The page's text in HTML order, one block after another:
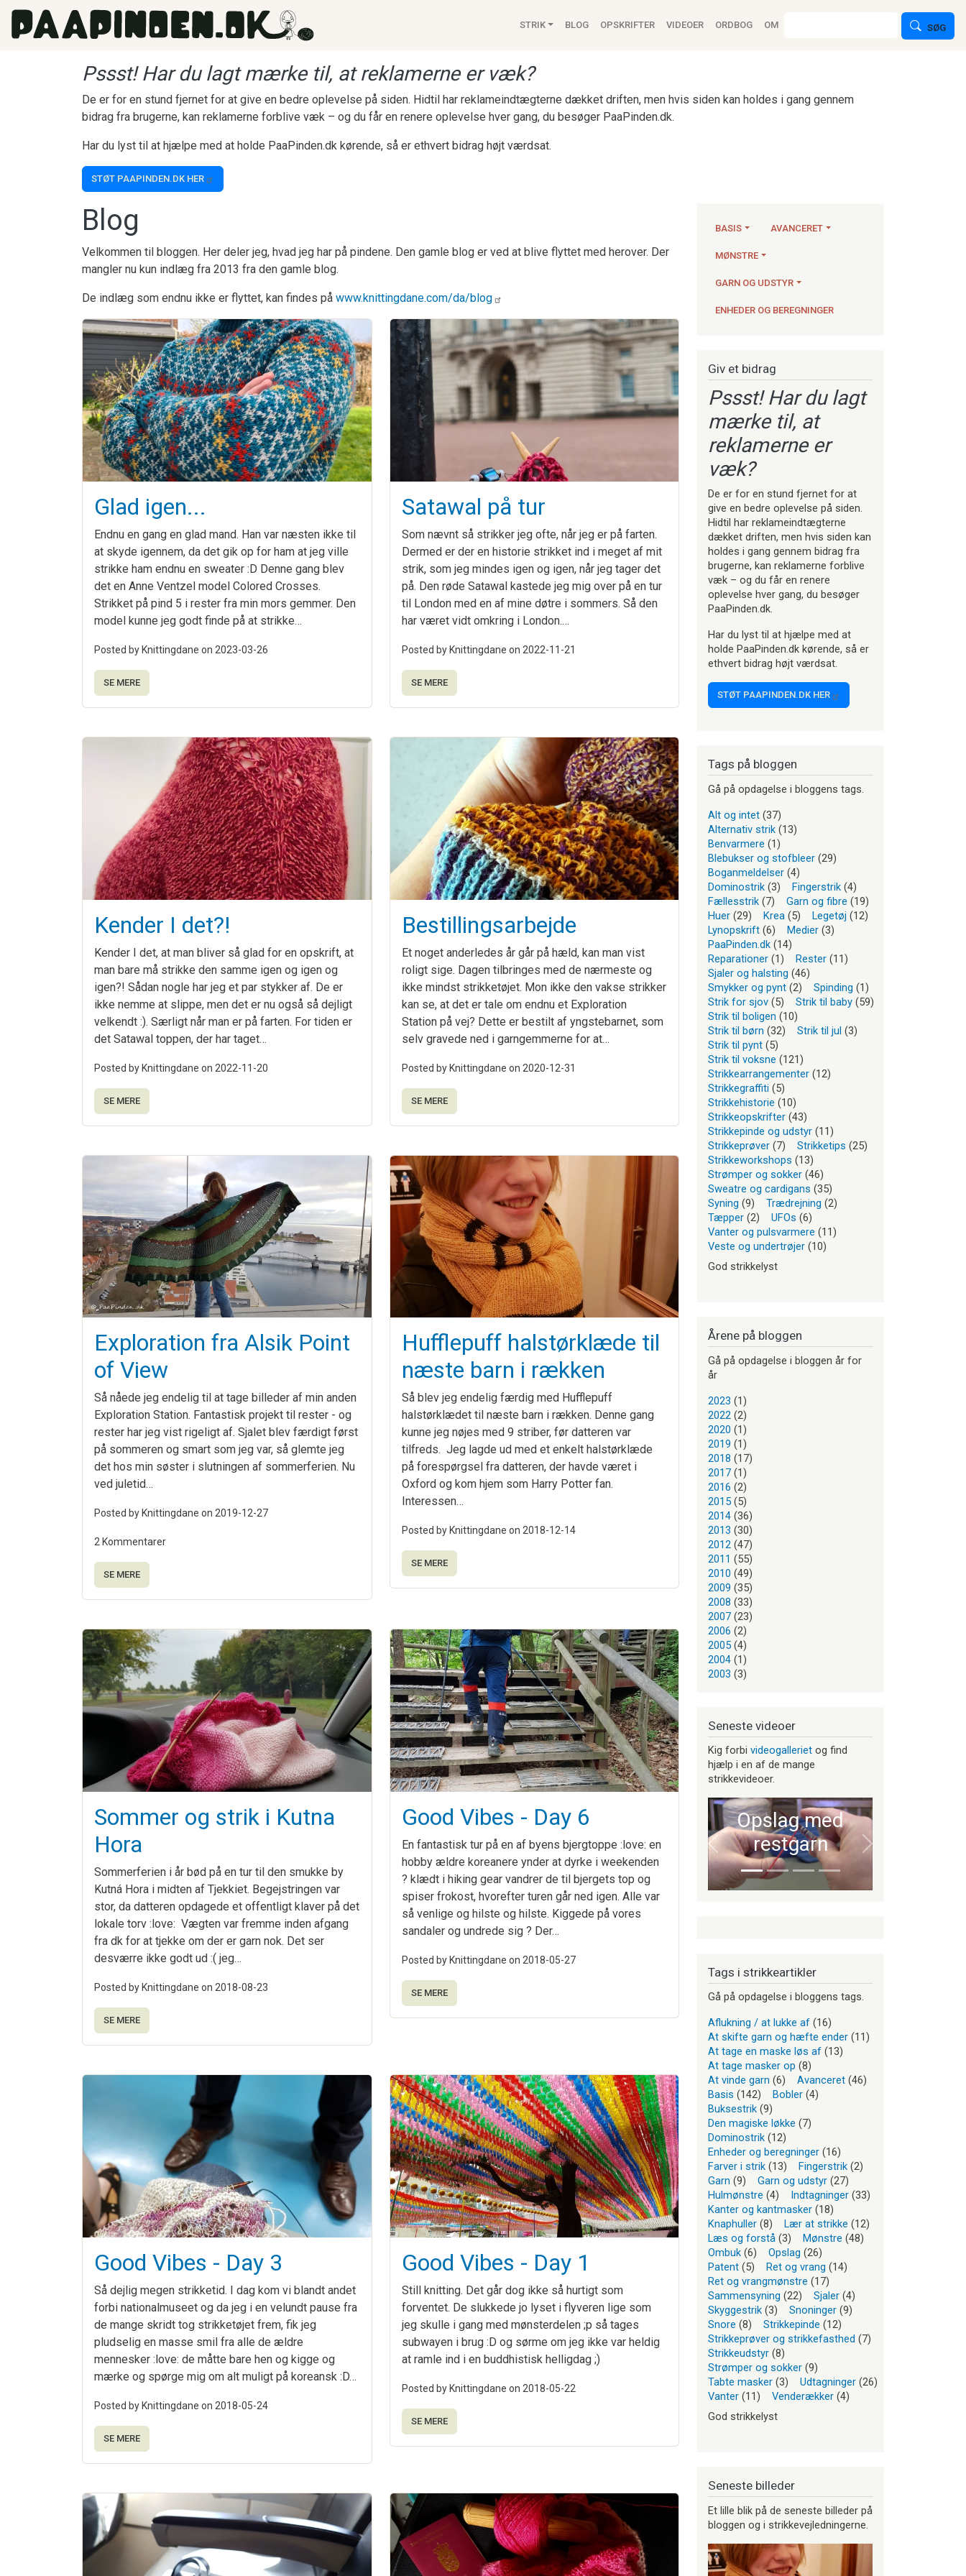
Gå til hovedindhold
Main navigation
STRIK BLOG OPSKRIFTER VIDEOER ORDBOG OM SØG
Pssst! Har du lagt mærke til, at reklamerne er væk?
De er for en stund fjernet for at give en bedre oplevelse på siden. Hidtil har reklameindtægterne dækket driften, men hvis siden kan holdes i gang gennem
bidrag fra brugerne, kan reklamerne forblive væk – og du får en renere oplevelse hver gang, du besøger PaaPinden.dk.
Har du lyst til at hjælpe med at holde PaaPinden.dk kørende, så er ethvert bidrag højt værdsat.
STØT PAAPINDEN.DK HER
Blog
Velkommen til bloggen. Her deler jeg, hvad jeg har på pindene. Den gamle blog er ved at blive flyttet med herover. Der
mangler nu kun indlæg fra 2013 fra den gamle blog.
De indlæg som endnu ikke er flyttet, kan findes på www.knittingdane.com/da/blog
Glad igen...
Endnu en gang en glad mand. Han var næsten ikke til
at skyde igennem, da det gik op for ham at jeg ville
strikke ham endnu en sweater :D Denne gang blev
det en Anne Ventzel model Colored Crosses.
Strikket på pind 5 i rester fra min mors gemmer. Den
model kunne jeg godt finde på at strikke…
Posted by Knittingdane on 2023-03-26
SE MERE
Satawal på tur
Som nævnt så strikker jeg ofte, når jeg er på farten.
Dermed er der en historie strikket ind i meget af mit
strik, som jeg mindes igen og igen, når jeg tager det
på. Den røde Satawal kastede jeg mig over på en tur
til London med en af mine døtre i sommers. Så den
har været vidt omkring i London.…
Posted by Knittingdane on 2022-11-21
SE MERE
Kender I det?!
Kender I det, at man bliver så glad for en opskrift, at
man bare må strikke den samme igen og igen og
igen?! Sådan nogle har jeg et par stykker af. De er
ikke nemme at slippe, men det er nu også så dejligt
velkendt :). Særligt når man er på farten. For tiden er
det Satawal toppen, der har taget…
Posted by Knittingdane on 2022-11-20
SE MERE
Bestillingsarbejde
Et noget anderledes år går på hæld, kan man vist
roligt sige. Dagen tilbringes med de nærmeste og
ikke mindst strikketøjet. Mon ikke den vakse strikker
kan se, at det er tale om endnu et Exploration
Station på vej? Dette er bestilt af yngstebarnet, som
selv gravede ned i garngemmerne for at…
Posted by Knittingdane on 2020-12-31
SE MERE
Exploration fra Alsik Point
of View
Så nåede jeg endelig til at tage billeder af min anden
Exploration Station. Fantastisk projekt til rester - og
rester har jeg vist rigeligt af. Sjalet blev færdigt først
på sommeren og smart som jeg var, så glemte jeg
det hos min søster i slutningen af sommerferien. Nu
ved juletid…
Posted by Knittingdane on 2019-12-27
2 Kommentarer
SE MERE
Hufflepuff halstørklæde til
næste barn i rækken
Så blev jeg endelig færdig med Hufflepuff
halstørklædet til næste barn i rækken. Denne gang
kunne jeg nøjes med 9 striber, før datteren var
tilfreds. Jeg lagde ud med et enkelt halstørklæde
på forespørgsel fra datteren, der havde været i
Oxford og kom hjem som Harry Potter fan.
Interessen…
Posted by Knittingdane on 2018-12-14
SE MERE
Sommer og strik i Kutna
Hora
Sommerferien i år bød på en tur til den smukke by
Kutná Hora i midten af Tjekkiet. Begejstringen var
stor, da datteren opdagede et offentligt klaver på det
lokale torv :love: Vægten var fremme inden afgang
fra dk for at tjekke om der er garn nok. Det ser
desværre ikke godt ud :( jeg…
Posted by Knittingdane on 2018-08-23
SE MERE
Good Vibes - Day 6
En fantastisk tur på en af byens bjergtoppe :love: en
hobby ældre koreanere ynder at dyrke i weekenden
? klædt i hiking gear vandrer de til bjergets top og
spiser frokost, hvorefter turen går ned igen. Alle var
så venlige og hilste og hilste. Kiggede på vores
sandaler og undrede sig ? Der…
Posted by Knittingdane on 2018-05-27
SE MERE
Good Vibes - Day 3
Så dejlig megen strikketid. I dag kom vi blandt andet
forbi nationalmuseet og da jeg i en velundt pause fra
de mange skridt tog strikketøjet frem, fik jeg
pludselig en masse smil fra alle de ældre
mennesker :love: de måtte bare hen og kigge og
mærke og spørge mig om alt muligt på koreansk :D…
Posted by Knittingdane on 2018-05-24
SE MERE
Good Vibes - Day 1
Still knitting. Det går dog ikke så hurtigt som
forventet. De slukkede jo lyset i flyveren lige som
jeg skulle i gang med mønsterdelen ;p så tages
subwayen i brug :D og sørme om jeg ikke var heldig
at ramle ind i en buddhistisk helligdag ;)
Posted by Knittingdane on 2018-05-22
SE MERE
BASIS AVANCERET
MØNSTRE
GARN OG UDSTYR
ENHEDER OG BEREGNINGER
Giv et bidrag
Pssst! Har du lagt
mærke til, at
reklamerne er
væk?
De er for en stund fjernet for at
give en bedre oplevelse på siden.
Hidtil har reklameindtægterne
dækket driften, men hvis siden kan
holdes i gang gennem bidrag fra
brugerne, kan reklamerne forblive
væk – og du får en renere
oplevelse hver gang, du besøger
PaaPinden.dk.
Har du lyst til at hjælpe med at
holde PaaPinden.dk kørende, så er
ethvert bidrag højt værdsat.
STØT PAAPINDEN.DK HER
Tags på bloggen
Gå på opdagelse i bloggens tags.
Alt og intet (37)
Alternativ strik (13)
Benvarmere (1)
Blebukser og stofbleer (29)
Boganmeldelser (4)
Dominostrik (3) Fingerstrik (4)
Fællesstrik (7) Garn og fibre (19)
Huer (29) Krea (5) Legetøj (12)
Lynopskrift (6) Medier (3)
PaaPinden.dk (14)
Reparationer (1) Rester (11)
Sjaler og halsting (46)
Smykker og pynt (2) Spinding (1)
Strik for sjov (5) Strik til baby (59)
Strik til boligen (10)
Strik til børn (32) Strik til jul (3)
Strik til pynt (5)
Strik til voksne (121)
Strikkearrangementer (12)
Strikkegraffiti (5)
Strikkehistorie (10)
Strikkeopskrifter (43)
Strikkepinde og udstyr (11)
Strikkeprøver (7) Strikketips (25)
Strikkeworkshops (13)
Strømper og sokker (46)
Sweatre og cardigans (35)
Syning (9) Trædrejning (2)
Tæpper (2) UFOs (6)
Vanter og pulsvarmere (11)
Veste og undertrøjer (10)
God strikkelyst
Årene på bloggen
Gå på opdagelse i bloggen år for
år
2023 (1)
2022 (2)
2020 (1)
2019 (1)
2018 (17)
2017 (1)
2016 (2)
2015 (5)
2014 (36)
2013 (30)
2012 (47)
2011 (55)
2010 (49)
2009 (35)
2008 (33)
2007 (23)
2006 (2)
2005 (4)
2004 (1)
2003 (3)
Seneste videoer
Kig forbi videogalleriet og find
hjælp i en af de mange
strikkevideoer.
Opslag med
restgarn
Forrige Næste
Tags i strikkeartikler
Gå på opdagelse i bloggens tags.
Aflukning / at lukke af (16)
At skifte garn og hæfte ender (11)
At tage en maske løs af (13)
At tage masker op (8)
At vinde garn (6) Avanceret (46)
Basis (142) Bobler (4)
Buksestrik (9)
Den magiske løkke (7)
Dominostrik (12)
Enheder og beregninger (16)
Farver i strik (13) Fingerstrik (2)
Garn (9) Garn og udstyr (27)
Hulmønstre (4) Indtagninger (33)
Kanter og kantmasker (18)
Knaphuller (8) Lær at strikke (12)
Læs og forstå (3) Mønstre (48)
Ombuk (6) Opslag (26)
Patent (5) Ret og vrang (14)
Ret og vrangmønstre (17)
Sammensyning (22) Sjaler (4)
Skyggestrik (3) Snoninger (9)
Snore (8) Strikkepinde (12)
Strikkeprøver og strikkefasthed (7)
Strikkeudstyr (8)
Strømper og sokker (9)
Tabte masker (3) Udtagninger (26)
Vanter (11) Venderækker (4)
God strikkelyst
Seneste billeder
Et lille blik på de seneste billeder på
bloggen og i strikkevejledningerne.